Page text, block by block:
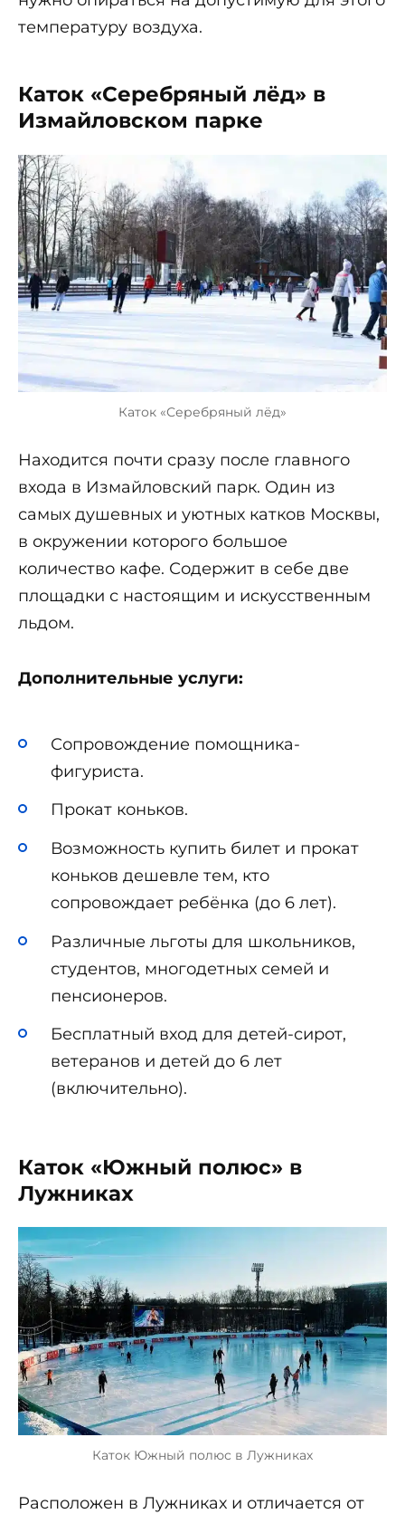
температуру воздуха.
Каток «Серебряный лёд» в
Измайловском парке
Каток «Серебряный лёд»
Находится почти сразу после главного
входа в Измайловский парк. Один из
самых душевных и уютных катков Москвы,
в окружении которого большое
количество кафе. Содержит в себе две
площадки с настоящим и искусственным
льдом.
Дополнительные услуги:
Сопровождение помощника-
фигуриста.
Прокат коньков.
Возможность купить билет и прокат
коньков дешевле тем, кто
сопровождает ребёнка (до 6 лет).
Различные льготы для школьников,
студентов, многодетных семей и
пенсионеров.
Бесплатный вход для детей-сирот,
ветеранов и детей до 6 лет
(включительно).
Каток «Южный полюс» в
Лужниках
Каток Южный полюс в Лужниках
Расположен в Лужниках и отличается от